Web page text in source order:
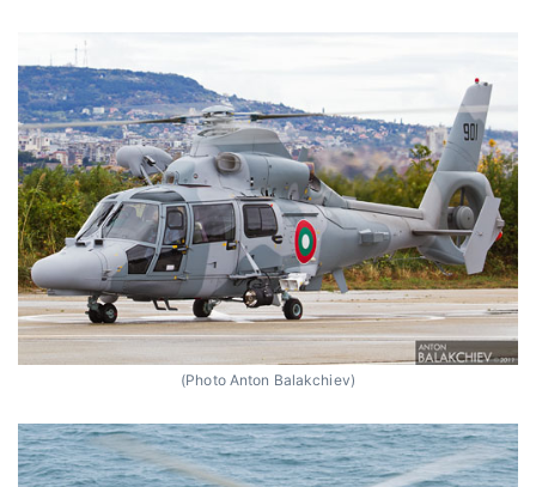
(Photo Anton Balakchiev)